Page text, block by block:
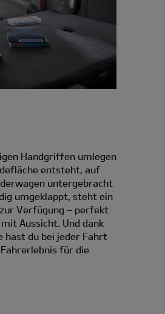
Handgriffen umlegen
entsteht, auf
untergebracht
umgeklappt, steht ein
Verfügung – perfekt
Aussicht. Und dank
du bei jeder Fahrt
für die